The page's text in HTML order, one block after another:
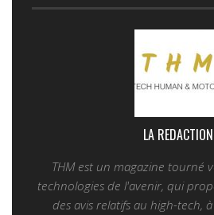
LA REDACTION
THM est un magazine tourné
technologies de l'avenir, qui
des avis relatifs au high-tech,